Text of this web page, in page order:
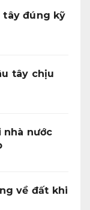
tây đúng kỹ
tây chịu
nhà nước
về đất khi